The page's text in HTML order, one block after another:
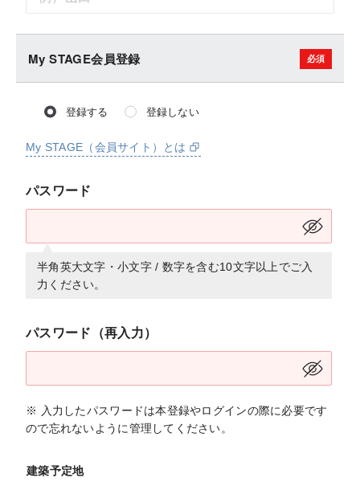
My STAGE会員登録
登録する 登録しない
My STAGE（会員サイト）とは
パスワード
半角英大文字・小文字 / 数字を含む10文字以上でご入
力ください。
パスワード（再入力）
※ 入力したパスワードは本登録やログインの際に必要です
ので忘れないように管理してください。
建築予定地